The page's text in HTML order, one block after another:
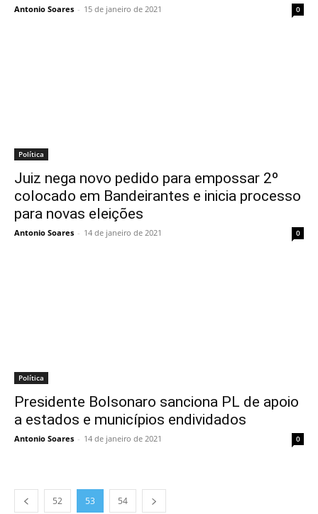
Antonio Soares - 15 de janeiro de 2021 0
Política
Juiz nega novo pedido para empossar 2º
colocado em Bandeirantes e inicia processo
para novas eleições
Antonio Soares - 14 de janeiro de 2021 0
Política
Presidente Bolsonaro sanciona PL de apoio
a estados e municípios endividados
Antonio Soares - 14 de janeiro de 2021 0
52 53 54